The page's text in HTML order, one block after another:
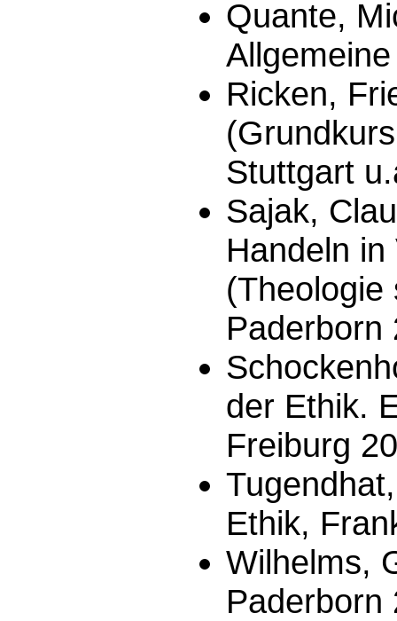
Quante,
Ricken,
Stuttgart
Sajak,
Handeln
(Theologie
Paderborn
der Ethik.
Freiburg
Ethik,
Wilhelms,
Paderborn